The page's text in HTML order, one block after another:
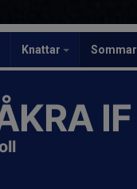
Knattar
IF